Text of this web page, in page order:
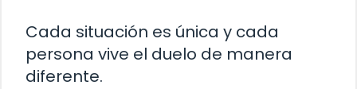
Cada situación es única y cada
persona vive el duelo de manera
diferente.